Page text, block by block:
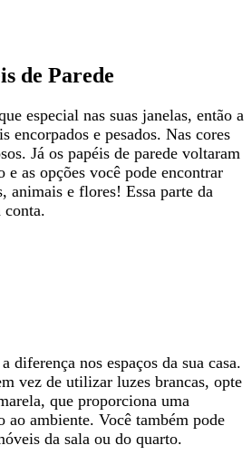
de Parede
especial nas suas janelas, então a
encorpados e pesados. Nas cores
Já os papéis de parede voltaram
e as opções você pode encontrar
animais e flores! Essa parte da
conta.
diferença nos espaços da sua casa.
vez de utilizar luzes brancas, opte
que proporciona uma
ao ambiente. Você também pode
da sala ou do quarto.